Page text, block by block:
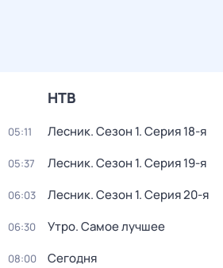
НТВ
05:11 Лесник. Сезон 1. Серия 18-я
05:37 Лесник. Сезон 1. Серия 19-я
06:03 Лесник. Сезон 1. Серия 20-я
06:30 Утро. Самое лучшее
08:00 Сегодня